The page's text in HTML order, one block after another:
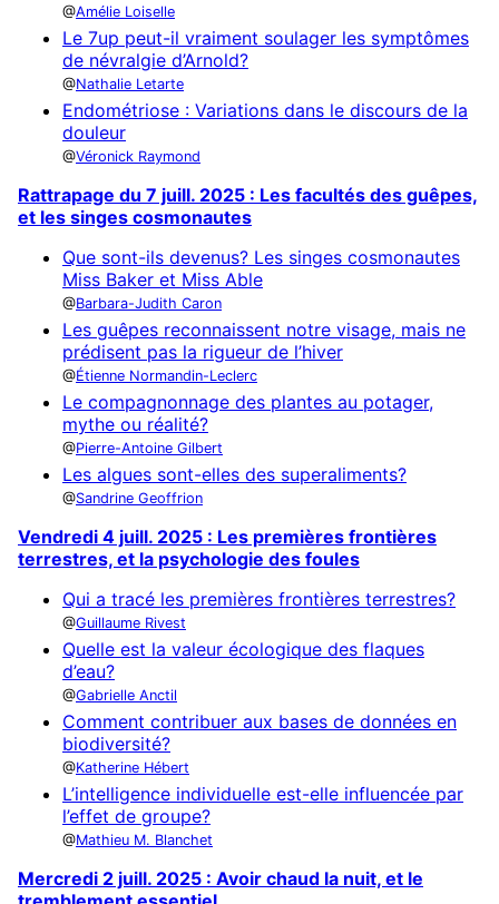
Amélie Loiselle
Le 7up peut-il vraiment soulager les symptômes
de névralgie d’Arnold?
Nathalie Letarte
Endométriose : Variations dans le discours de la
douleur
Véronick Raymond
Rattrapage du 7 juill. 2025 : Les facultés des guêpes,
et les singes cosmonautes
Que sont-ils devenus? Les singes cosmonautes
Miss Baker et Miss Able
Barbara-Judith Caron
Les guêpes reconnaissent notre visage, mais ne
prédisent pas la rigueur de l’hiver
Étienne Normandin-Leclerc
Le compagnonnage des plantes au potager,
mythe ou réalité?
Pierre-Antoine Gilbert
Les algues sont-elles des superaliments?
Sandrine Geoffrion
Vendredi 4 juill. 2025 : Les premières frontières
terrestres, et la psychologie des foules
Qui a tracé les premières frontières terrestres?
Guillaume Rivest
Quelle est la valeur écologique des flaques
d’eau?
Gabrielle Anctil
Comment contribuer aux bases de données en
biodiversité?
Katherine Hébert
L’intelligence individuelle est-elle influencée par
l’effet de groupe?
Mathieu M. Blanchet
Mercredi 2 juill. 2025 : Avoir chaud la nuit, et le